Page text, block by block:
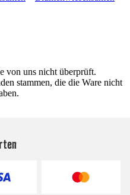
von uns nicht überprüft.
stammen, die die Ware nicht